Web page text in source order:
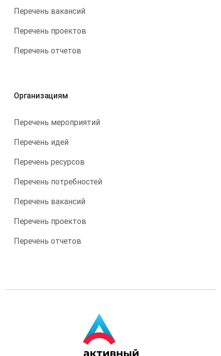
Перечень вакансий
Перечень проектов
Перечень отчетов
Организациям
Перечень мероприятий
Перечень идей
Перечень ресурсов
Перечень потребностей
Перечень вакансий
Перечень проектов
Перечень отчетов